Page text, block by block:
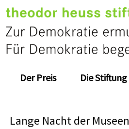
Der Preis Die Stiftung
Lange Nacht der Museen